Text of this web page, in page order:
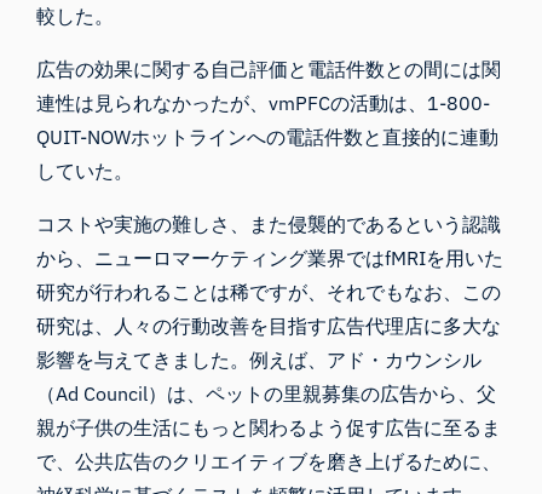
較した。
広告の効果に関する自己評価と電話件数との間には関
連性は見られなかったが、vmPFCの活動は、1-800-
QUIT-NOWホットラインへの電話件数と直接的に連動
していた。
コストや実施の難しさ、また侵襲的であるという認識
から、ニューロマーケティング業界ではfMRIを用いた
研究が行われることは稀ですが、それでもなお、この
研究は、 人々の行動改善を目指す広告代理店に多大な
影響を与えてきました。例えば、アド・カウンシル
（Ad Council）は、ペットの里親募集の広告から、父
親が子供の生活にもっと関わるよう促す広告に至るま
で、公共広告のクリエイティブを磨き上げるために、